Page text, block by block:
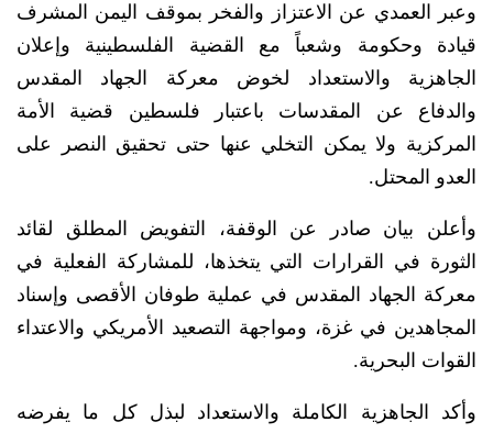
وعبر العمدي عن الاعتزاز والفخر بموقف اليمن المشرف
قيادة وحكومة وشعباً مع القضية الفلسطينية وإعلان
الجاهزية والاستعداد لخوض معركة الجهاد المقدس
والدفاع عن المقدسات باعتبار فلسطين قضية الأمة
المركزية ولا يمكن التخلي عنها حتى تحقيق النصر على
العدو المحتل.
وأعلن بيان صادر عن الوقفة، التفويض المطلق لقائد
الثورة في القرارات التي يتخذها، للمشاركة الفعلية في
معركة الجهاد المقدس في عملية طوفان الأقصى وإسناد
المجاهدين في غزة، ومواجهة التصعيد الأمريكي والاعتداء
القوات البحرية.
وأكد الجاهزية الكاملة والاستعداد لبذل كل ما يفرضه